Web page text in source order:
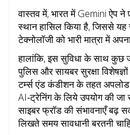
वास्तव में, भारत में Gemini ऐप ने
स्थान हासिल किया है, जिससे यह
टेक्नोलॉजी को भारी मात्रा में
हालांकि, इस सुविधा के साथ
पुलिस और सायबर सुरक्षा
टर्म्स एंड कंडीशन के तहत अपलोड
AI‑ट्रेनिंग के लिये उपयोग की
साइबर फ्रॉड की संभावनाएँ बढ़
लिखते समय सावधानी बरतनी